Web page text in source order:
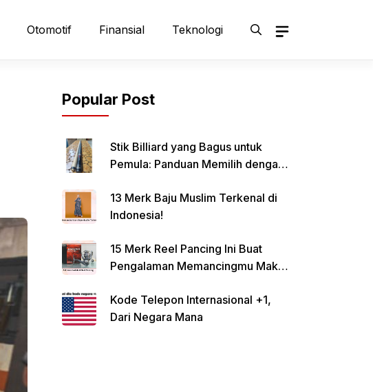
Otomotif Finansial Teknologi
Popular Post
Stik Billiard yang Bagus untuk
Pemula: Panduan Memilih dengan
13 Merk Baju Muslim Terkenal di
Indonesia!
15 Merk Reel Pancing Ini Buat
Pengalaman Memancingmu Makin
Kode Telepon Internasional +1,
Dari Negara Mana